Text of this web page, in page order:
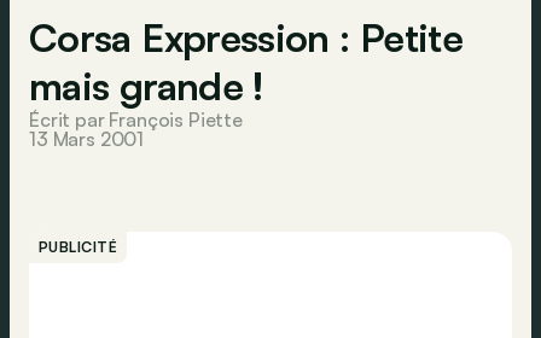
Corsa Expression : Petite
mais grande !
Écrit par François Piette
13 Mars 2001
PUBLICITÉ